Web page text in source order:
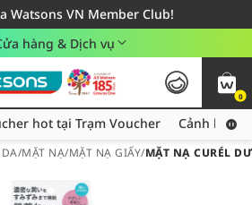
Watsons VN Member Club!
hàng cho đơn hàng từ 249,000Đ
- Áp dụng khu vực TP. Hồ Chí Minh
hàng & Dịch vụ
0
Thu thập thêm voucher hot tại Trạm Voucher
hot tại Trạm Voucher Cảnh báo
/MẶT NẠ/MẶT NẠ GIẤY/MẶT NẠ CURÉL